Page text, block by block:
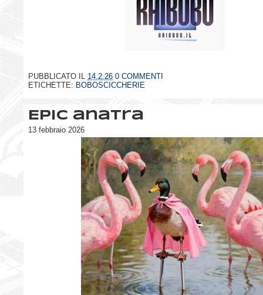
PUBBLICATO IL 14.2.26 0 COMMENTI
ETICHETTE: BOBOSCICCHERIE
Epic anatra
13 febbraio 2026